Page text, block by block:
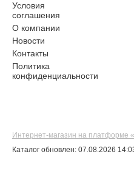
Условия
соглашения
О компании
Новости
Контакты
Политика
конфиденциальности
Интернет-магазин на платформе
Каталог обновлен: 07.08.2026